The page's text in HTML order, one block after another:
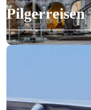
Pilgerreisen